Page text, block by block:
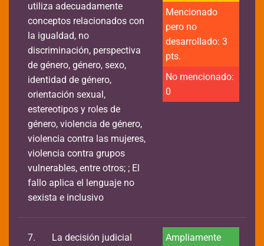
utiliza adecuadamente
conceptos relacionados con
la igualdad, no
discriminación, perspectiva
de género, género, sexo,
identidad de género,
orientación sexual,
estereotipos y roles de
género, violencia de género,
violencia contra las mujeres,
violencia contra grupos
vulnerables, entre otros; ; El
fallo aplica el lenguaje no
sexista e inclusivo
Mencionado
pero no
desarrollado: 3
pts.
No mencionado:
0
7.
La decisión judicial
Ampliamente